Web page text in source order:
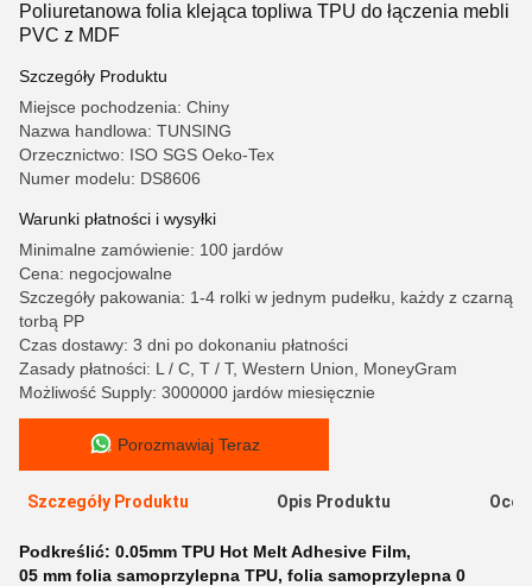
Poliuretanowa folia klejąca topliwa TPU do łączenia mebli
PVC z MDF
Szczegóły Produktu
Miejsce pochodzenia: Chiny
Nazwa handlowa: TUNSING
Orzecznictwo: ISO SGS Oeko-Tex
Numer modelu: DS8606
Warunki płatności i wysyłki
Minimalne zamówienie: 100 jardów
Cena: negocjowalne
Szczegóły pakowania: 1-4 rolki w jednym pudełku, każdy z czarną
torbą PP
Czas dostawy: 3 dni po dokonaniu płatności
Zasady płatności: L / C, T / T, Western Union, MoneyGram
Możliwość Supply: 3000000 jardów miesięcznie
Porozmawiaj Teraz
Szczegóły Produktu Opis Produktu
Podkreślić: 0.05mm TPU Hot Melt Adhesive Film,
05 mm folia samoprzylepna TPU, folia samoprzylepna 0